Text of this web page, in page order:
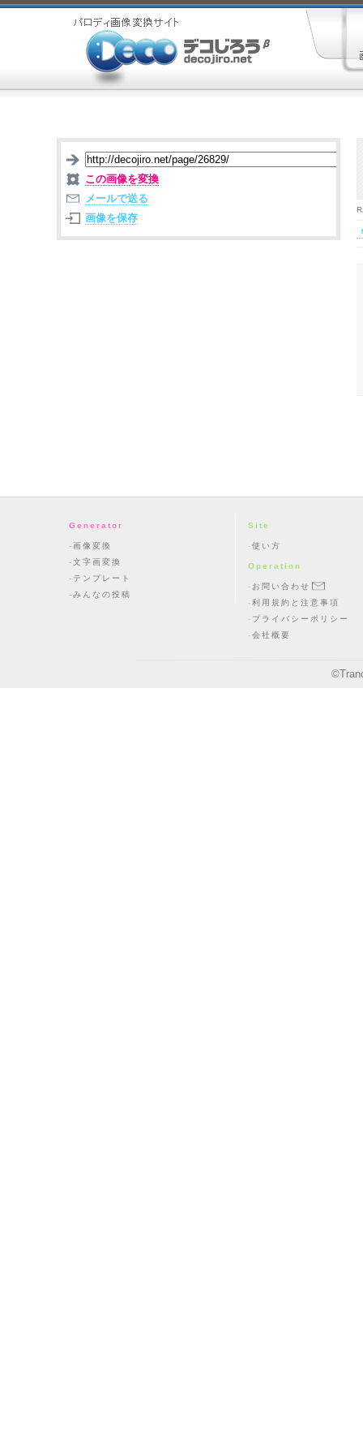
この画像を変換
メールで送る
画像を保存
Generator
画像変換
文字画変換
テンプレート
みんなの投稿
Site
使い方
Operation
お問い合わせ
利用規約と注意事項
プライバシーポリシー
会社概要
©